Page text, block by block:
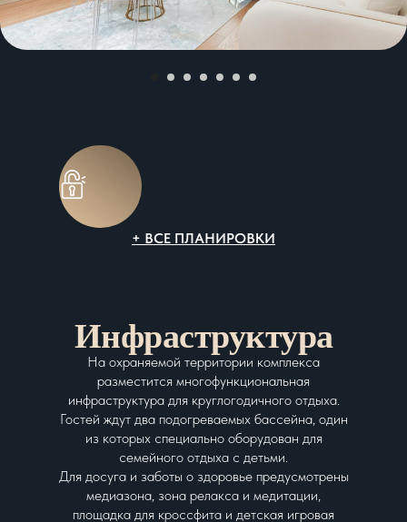
+ ВСЕ ПЛАНИРОВКИ
Инфраструктура
На охраняемой территории комплекса
разместится многофункциональная
инфраструктура для круглогодичного отдыха.
Гостей ждут два подогреваемых бассейна, один
из которых специально оборудован для
семейного отдыха с детьми.
Для досуга и заботы о здоровье предусмотрены
медиазона, зона релакса и медитации,
площадка для кроссфита и детская игровая